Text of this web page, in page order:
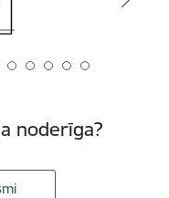
noderīga?